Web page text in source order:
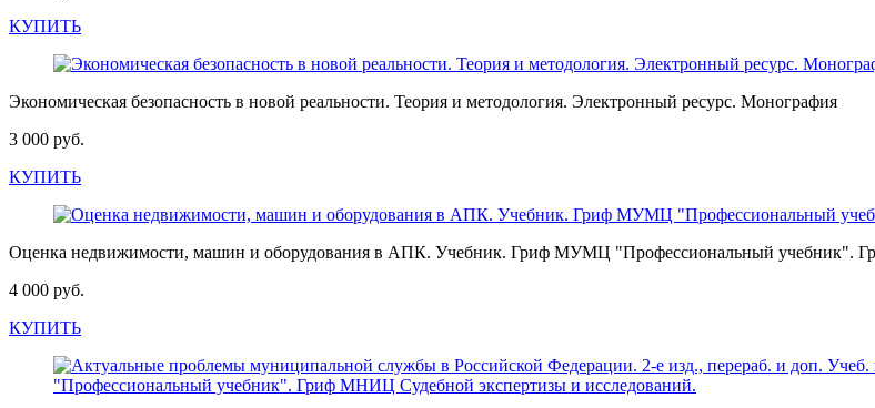
КУПИТЬ
Экономическая безопасность в новой реальности. Теория и методология. Электронный ресурс. Монография
3 000 руб.
КУПИТЬ
Оценка недвижимости, машин и оборудования в АПК. Учебник. Гриф МУМЦ "Профессиональный учебник".
4 000 руб.
КУПИТЬ